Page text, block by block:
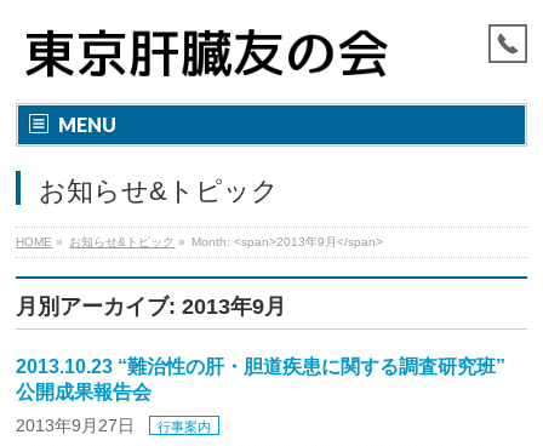
MENU
お知らせ&トピック
HOME » お知らせ&トピック » Month: <span>2013年9月</span>
月別アーカイブ: 2013年9月
2013.10.23 “難治性の肝・胆道疾患に関する調査研究班”
公開成果報告会
2013年9月27日 行事案内